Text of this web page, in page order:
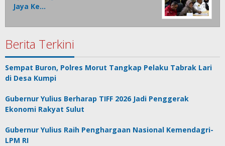
Jaya Ke…
Berita Terkini
Sempat Buron, Polres Morut Tangkap Pelaku Tabrak Lari
di Desa Kumpi
Gubernur Yulius Berharap TIFF 2026 Jadi Penggerak
Ekonomi Rakyat Sulut
Gubernur Yulius Raih Penghargaan Nasional Kemendagri-
LPM RI